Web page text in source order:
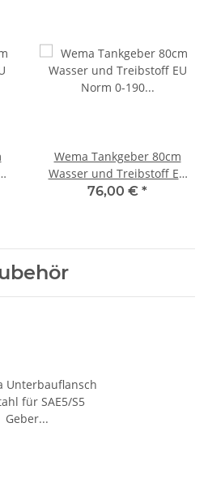
Wema Tankgeber 80cm
Wasser und Treibstoff EU
Norm 0-190 Ohm SAE5
76,00 € *